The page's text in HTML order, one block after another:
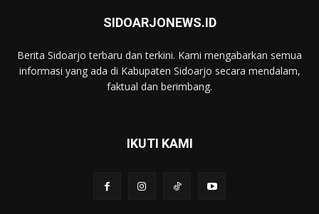
SIDOARJONEWS.ID
Berita Sidoarjo terbaru dan terkini. Kami mengabarkan semua
informasi yang ada di Kabupaten Sidoarjo secara mendalam,
faktual dan berimbang.
IKUTI KAMI